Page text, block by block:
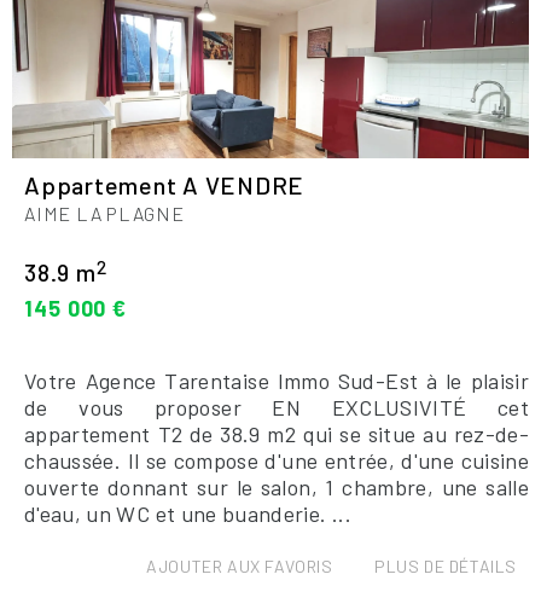
Appartement A VENDRE
AIME LA PLAGNE
38.9 m2
145 000 €
Votre Agence Tarentaise Immo Sud-Est à le plaisir
de vous proposer EN EXCLUSIVITÉ cet
appartement T2 de 38.9 m2 qui se situe au rez-de-
chaussée. Il se compose d'une entrée, d'une cuisine
ouverte donnant sur le salon, 1 chambre, une salle
d'eau, un WC et une buanderie. ...
AJOUTER AUX FAVORIS PLUS DE DÉTAILS